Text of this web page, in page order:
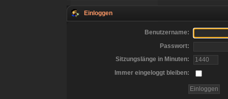
Einloggen
Benutzername:
Passwort:
Sitzungslänge in Minuten:
Immer eingeloggt bleiben: